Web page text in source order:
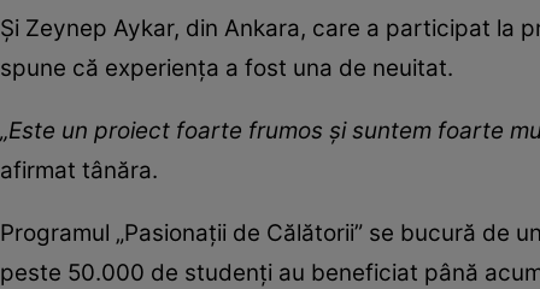
Și Zeynep Aykar, din Ankara, care a participat la
spune că experiența a fost una de neuitat.
„Este un proiect foarte frumos și suntem foarte
afirmat tânăra.
Programul „Pasionații de Călătorii” se bucură de
peste 50.000 de studenți au beneficiat până